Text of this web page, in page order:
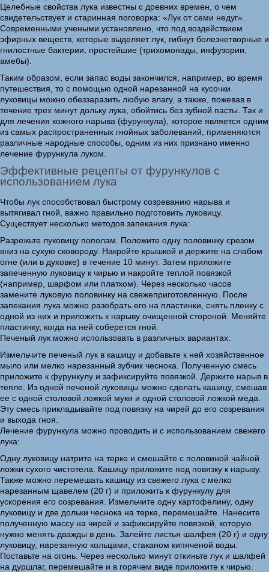
Целебные свойства лука известны с древних времен, о чем
свидетельствует и старинная поговорка: «Лук от семи недуг».
Современными учеными установлено, что под воздействием
эфирных веществ, которые выделяет лук, гибнут болезнетворные и
гнилостные бактерии, простейшие (трихомонады, инфузории,
амебы).
Таким образом, если запас воды закончился, например, во время
путешествия, то с помощью одной нарезанной на кусочки
луковицы можно обеззаразить любую влагу, а также, пожевав в
течение трех минут дольку лука, обойтись без зубной пасты. Так и
для лечения кожного нарыва (фурункула), которое является одним
из самых распространенных гнойных заболеваний, применяются
различные народные способы, одним из них признано именно
лечение фурункула луком.
Эффективные рецепты от фурункулов с
использованием лука
Чтобы лук способствовал быстрому созреванию нарыва и
вытягивал гной, важно правильно подготовить луковицу.
Существует несколько методов запекания лука:
Разрежьте луковицу пополам. Положите одну половинку срезом
вниз на сухую сковороду. Накройте крышкой и держите на слабом
огне (или в духовке) в течение 10 минут. Затем приложите
запеченную луковицу к чирью и накройте теплой повязкой
(например, шарфом или платком). Через несколько часов
замените луковую половинку на свежеприготовленную. После
запекания лука можно разобрать его на пластинки, снять пленку с
одной из них и приложить к нарыву очищенной стороной. Меняйте
пластинку, когда на ней соберется гной.
Печеный лук можно использовать в различных вариантах:
Измельчите печеный лук в кашицу и добавьте к ней хозяйственное
мыло или мелко нарезанный зубчик чеснока. Полученную смесь
приложите к фурункулу и зафиксируйте повязкой. Держите нарыв в
тепле. Из одной печеной луковицы можно сделать кашицу, смешав
ее с одной столовой ложкой муки и одной столовой ложкой меда.
Эту смесь прикладывайте под повязку на чирей до его созревания
и выхода гноя.
Лечение фурункула можно проводить и с использованием свежего
лука:
Одну луковицу натрите на терке и смешайте с половиной чайной
ложки сухого чистотела. Кашицу приложите под повязку к нарыву.
Также можно перемешать кашицу из свежего лука с мелко
нарезанным щавелем (20 г) и приложить к фурункулу для
ускорения его созревания. Измельчите одну картофелину, одну
луковицу и две дольки чеснока на терке, перемешайте. Нанесите
полученную массу на чирей и зафиксируйте повязкой, которую
нужно менять дважды в день. Залейте листья шалфея (20 г) и одну
луковицу, нарезанную кольцами, стаканом кипяченой воды.
Поставьте на огонь. Через несколько минут откиньте лук и шалфей
на дуршлаг, перемешайте и в горячем виде приложите к чирью.